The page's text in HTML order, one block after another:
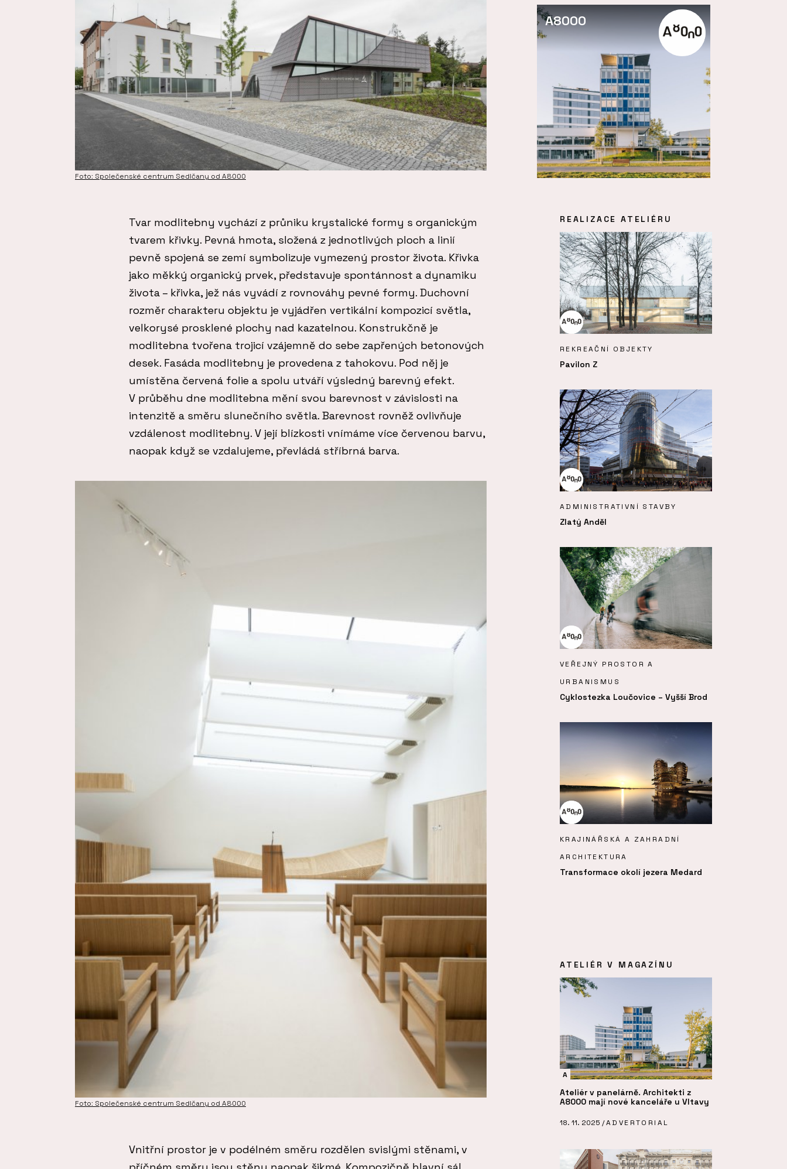
Foto: Společenské centrum Sedlčany od A8000
Tvar modlitebny vychází z průniku krystalické formy s organickým
tvarem křivky. Pevná hmota, složená z jednotlivých ploch a linií
pevně spojená se zemí symbolizuje vymezený prostor života. Křivka
jako měkký organický prvek, představuje spontánnost a dynamiku
života – křivka, jež nás vyvádí z rovnováhy pevné formy. Duchovní
rozměr charakteru objektu je vyjádřen vertikální kompozicí světla,
velkorysé prosklené plochy nad kazatelnou. Konstrukčně je
modlitebna tvořena trojicí vzájemně do sebe zapřených betonových
desek. Fasáda modlitebny je provedena z tahokovu. Pod něj je
umístěna červená folie a spolu utváří výsledný barevný efekt.
V průběhu dne modlitebna mění svou barevnost v závislosti na
intenzitě a směru slunečního světla. Barevnost rovněž ovlivňuje
vzdálenost modlitebny. V její blízkosti vnímáme více červenou barvu,
naopak když se vzdalujeme, převládá stříbrná barva.
Foto: Společenské centrum Sedlčany od A8000
Vnitřní prostor je v podélném směru rozdělen svislými stěnami, v
A8000
REALIZACE ATELIÉRU
REKREAČNÍ OBJEKTY
Pavilon Z
ADMINISTRATIVNÍ STAVBY
Zlatý Anděl
VEŘEJNÝ PROSTOR A
URBANISMUS
Cyklostezka Loučovice – Vyšší Brod
KRAJINÁŘSKÁ A ZAHRADNÍ
ARCHITEKTURA
Transformace okolí jezera Medard
ATELIÉR V MAGAZÍNU
A
Ateliér v panelárně. Architekti z
A8000 mají nové kanceláře u Vltavy
18. 11. 2025 /ADVERTORIAL